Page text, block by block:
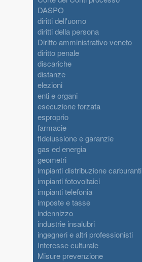
DASPO
diritti dell'uomo
diritti della persona
Diritto amministrativo veneto
diritto penale
discariche
distanze
elezioni
enti e organi
esecuzione forzata
esproprio
farmacie
fideiussione e garanzie
gas ed energia
geometri
impianti distribuzione carburanti
impianti fotovoltaici
impianti telefonia
imposte e tasse
indennizzo
industrie insalubri
ingegneri e altri professionisti
Interesse culturale
Misure prevenzione